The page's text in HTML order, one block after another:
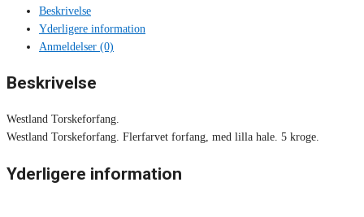
Beskrivelse
Yderligere information
Anmeldelser (0)
Beskrivelse
Westland Torskeforfang.
Westland Torskeforfang. Flerfarvet forfang, med lilla hale. 5 kroge.
Yderligere information